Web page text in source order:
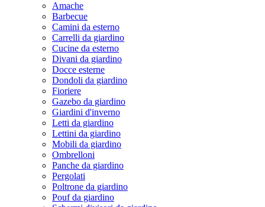
Amache
Barbecue
Camini da esterno
Carrelli da giardino
Cucine da esterno
Divani da giardino
Docce esterne
Dondoli da giardino
Fioriere
Gazebo da giardino
Giardini d'inverno
Letti da giardino
Lettini da giardino
Mobili da giardino
Ombrelloni
Panche da giardino
Pergolati
Poltrone da giardino
Pouf da giardino